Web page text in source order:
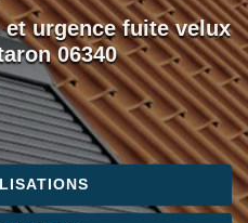
urgence fuite velux
06340